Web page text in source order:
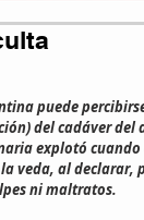
puede
del cadáver del
explotó
veda, al declarar,
ni maltratos.